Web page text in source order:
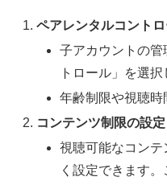
ペアレンタルコント
子アカウントの
トロール」を選択
年齢制限や視聴時
コンテンツ制限の設定
視聴可能なコン
く設定できます